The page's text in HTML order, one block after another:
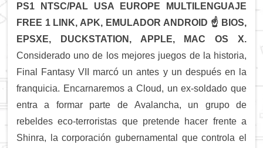
PS1 NTSC/PAL USA EUROPE MULTILENGUAJE
FREE 1 LINK, APK, EMULADOR ANDROID ☝ BIOS,
EPSXE, DUCKSTATION, APPLE, MAC OS X.
Considerado uno de los mejores juegos de la historia,
Final Fantasy VII marcó un antes y un después en la
franquicia. Encarnaremos a Cloud, un ex-soldado que
entra a formar parte de Avalancha, un grupo de
rebeldes eco-terroristas que pretende hacer frente a
Shinra, la corporación gubernamental que controla el